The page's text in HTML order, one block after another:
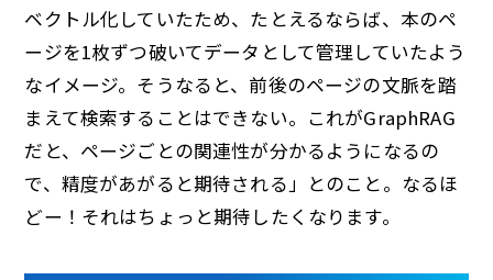
ベクトル化していたため、たとえるならば、本のペ
ージを1枚ずつ破いてデータとして管理していたよう
なイメージ。そうなると、前後のページの文脈を踏
まえて検索することはできない。これがGraphRAG
だと、ページごとの関連性が分かるようになるの
で、精度があがると期待される」とのこと。なるほ
どー！それはちょっと期待したくなります。